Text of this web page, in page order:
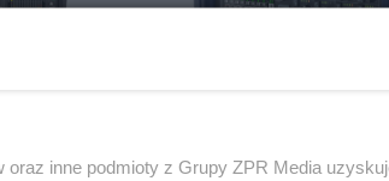
oraz inne podmioty z Grupy ZPR Media